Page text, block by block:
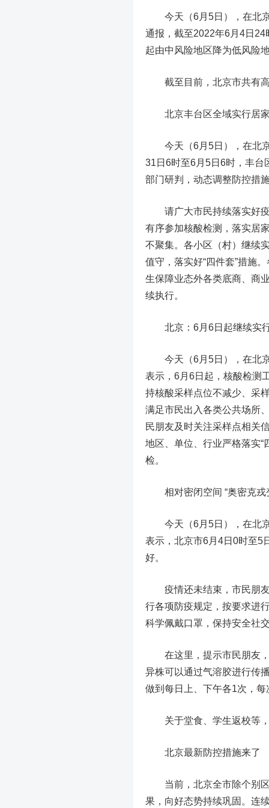
今天（6月5日），在北京
通报，截至2022年6月4日
起由中风险地区降为低风险
截至目前，北京市共有高
北京丰台区全域实行居
今天（6月5日），在北京
31日6时至6月5日6时，丰台
部门研判，动态调整防控措
请广大市民持续落实好疫
有序参加核酸检测，落实居
不聚集。各小区（村）继续
值守，落实好“四件套”措施
生保障业态外各类底商、商
续执行。
北京：6月6日起继续实
今天（6月5日），在北京
表示，6月6日起，核酸检测
持核酸采样点位不减少、采
满足市民出入各类公共场所
民朋友及时关注采样点相关
地区、单位、行业严格落实“
检。
相对密闭空间 “奥密克
今天（6月5日），在北京
表示，北京市6月4日0时至5
好。
疫情还未结束，市民朋友
行各项防疫规定，按要求进
科学佩戴口罩，保持安全社
在这里，提示市民朋友，
异株可以通过气溶胶进行传
做到每日上、下午各1次，
关于堂食、学生返校等
北京最新防控措施来了
当前，北京全市除个别区
果，向好态势持续巩固。连